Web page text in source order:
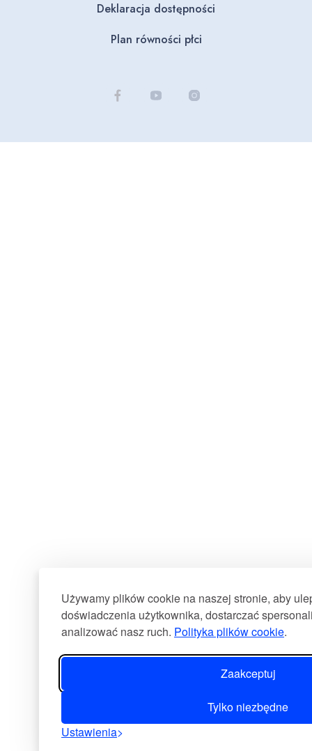
Używamy plików cookie na naszej stronie, aby
doświadczenia użytkownika, dostarczać
analizować nasz ruch. Polityka plików cookie.
Zaakceptuj
Tylko niezbędne
Ustawienia
Deklaracja dostępności
Plan równości płci